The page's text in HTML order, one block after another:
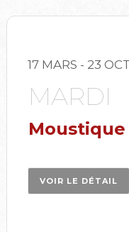
17 MARS - 23
MARDI
VOIR LE DÉTAIL